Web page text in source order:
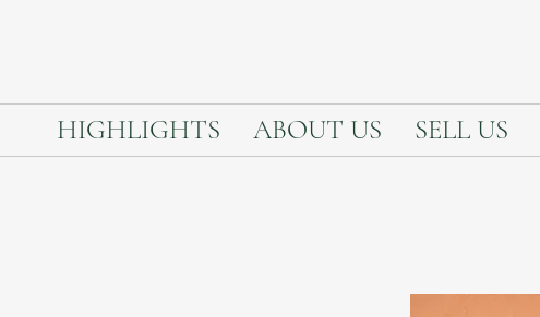
HIGHLIGHTS ABOUT US SELL US